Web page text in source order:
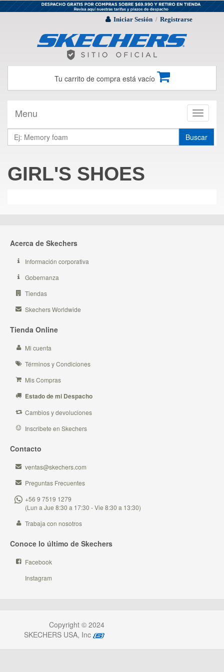
Iniciar Sesión / Registrarse
Tu carrito de compra está vacío
Toggle
Menu
Buscar
GIRL'S SHOES
Acerca de Skechers
Información corporativa
Gobernanza
Tiendas
Skechers Worldwide
Tienda Online
Mi cuenta
Términos y Condiciones
Mis Compras
Estado de mi Despacho
Cambios y devoluciones
Inscribete en Skechers
Contacto
ventas@skechers.com
Preguntas Frecuentes
+56 9 7519 1279
(Lun a Jue 8:30 a 17:30 - Vie 8:30 a 13:30)
Trabaja con nosotros
Conoce lo último de Skechers
Facebook
Instagram
Copyright © 2024
SKECHERS USA, Inc